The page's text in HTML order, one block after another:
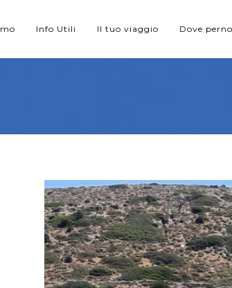
Info Utili Il tuo viaggio Dove